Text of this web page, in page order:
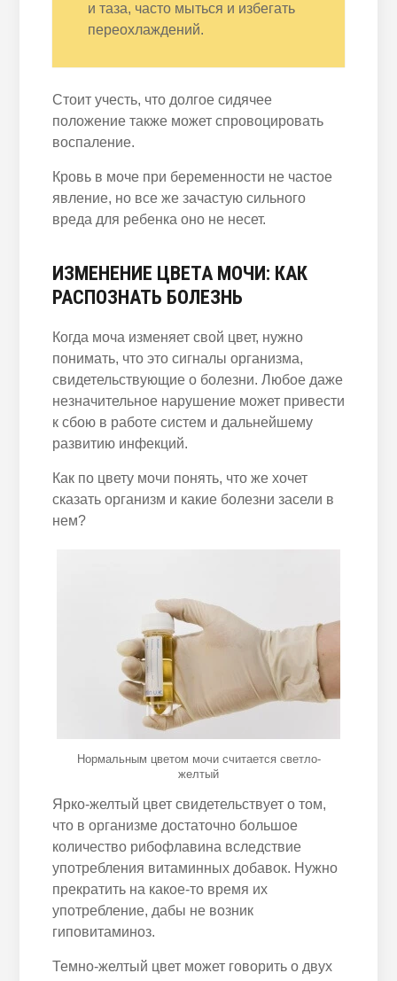
и таза, часто мыться и избегать
переохлаждений.
Стоит учесть, что долгое сидячее
положение также может спровоцировать
воспаление.
Кровь в моче при беременности не частое
явление, но все же зачастую сильного
вреда для ребенка оно не несет.
ИЗМЕНЕНИЕ ЦВЕТА МОЧИ: КАК
РАСПОЗНАТЬ БОЛЕЗНЬ
Когда моча изменяет свой цвет, нужно
понимать, что это сигналы организма,
свидетельствующие о болезни. Любое даже
незначительное нарушение может привести
к сбою в работе систем и дальнейшему
развитию инфекций.
Как по цвету мочи понять, что же хочет
сказать организм и какие болезни засели в
нем?
Нормальным цветом мочи считается светло-
желтый
Ярко-желтый цвет свидетельствует о том,
что в организме достаточно большое
количество рибофлавина вследствие
употребления витаминных добавок. Нужно
прекратить на какое-то время их
употребление, дабы не возник
гиповитаминоз.
Темно-желтый цвет может говорить о двух